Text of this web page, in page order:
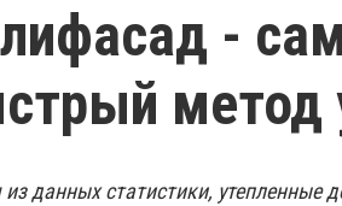
-
метод
из данных статистики, утепленные